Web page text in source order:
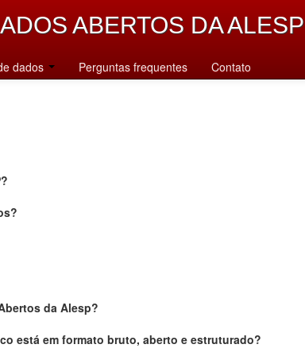
ABERTOS DA ALESP
dados Perguntas frequentes Contato
da Alesp?
está em formato bruto, aberto e estruturado?